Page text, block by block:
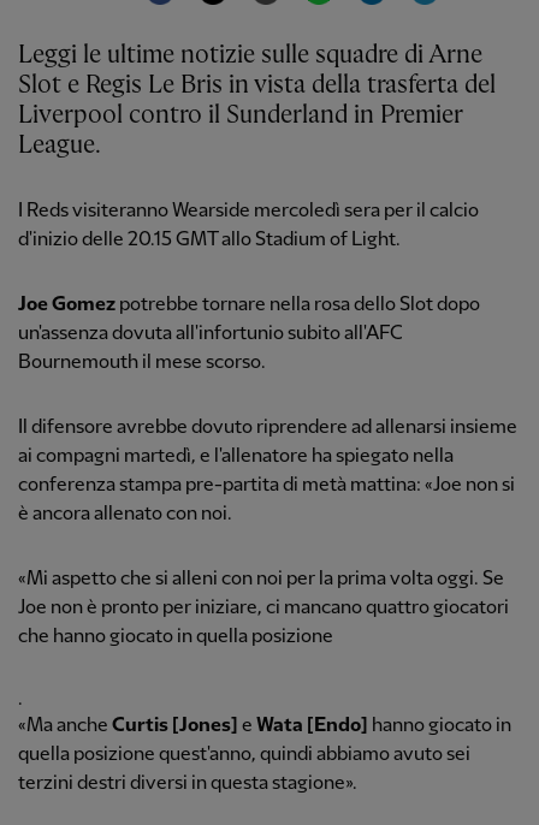
Leggi le ultime notizie sulle squadre di Arne
Slot e Regis Le Bris in vista della trasferta del
Liverpool contro il Sunderland in Premier
League.
I Reds visiteranno Wearside mercoledì sera per il calcio
d'inizio delle 20.15 GMT allo Stadium of Light.
Joe Gomez potrebbe tornare nella rosa dello Slot dopo
un'assenza dovuta all'infortunio subito all'AFC
Bournemouth il mese scorso.
Il difensore avrebbe dovuto riprendere ad allenarsi insieme
ai compagni martedì, e l'allenatore ha spiegato nella
conferenza stampa pre-partita di metà mattina: «Joe non si
è ancora allenato con noi.
«Mi aspetto che si alleni con noi per la prima volta oggi. Se
Joe non è pronto per iniziare, ci mancano quattro giocatori
che hanno giocato in quella posizione
.
«Ma anche Curtis [Jones] e Wata [Endo] hanno giocato in
quella posizione quest'anno, quindi abbiamo avuto sei
terzini destri diversi in questa stagione».